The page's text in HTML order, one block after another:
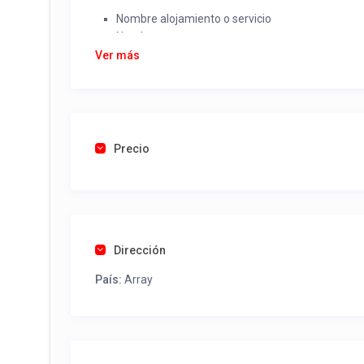
Nombre alojamiento o servicio
Nombre
Rut
Una vez recibido procederemos a activar su aviso
Ver más
Precio
Dirección
País: Array